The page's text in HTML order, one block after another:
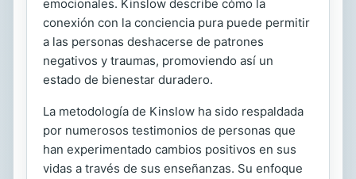
emocionales. Kinslow describe cómo la
conexión con la conciencia pura puede permitir
a las personas deshacerse de patrones
negativos y traumas, promoviendo así un
estado de bienestar duradero.
La metodología de Kinslow ha sido respaldada
por numerosos testimonios de personas que
han experimentado cambios positivos en sus
vidas a través de sus enseñanzas. Su enfoque